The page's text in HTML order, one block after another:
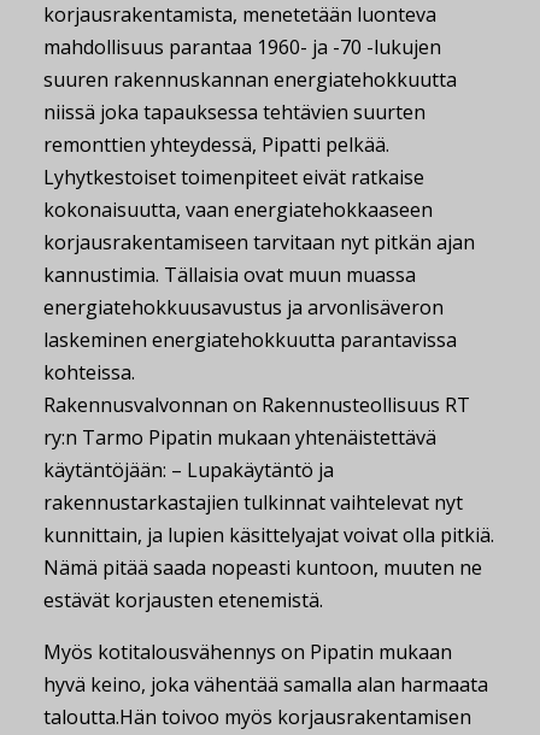
korjausrakentamista, menetetään luonteva
mahdollisuus parantaa 1960- ja -70 -lukujen
suuren rakennuskannan energiatehokkuutta
niissä joka tapauksessa tehtävien suurten
remonttien yhteydessä, Pipatti pelkää.
Lyhytkestoiset toimenpiteet eivät ratkaise
kokonaisuutta, vaan energiatehokkaaseen
korjausrakentamiseen tarvitaan nyt pitkän ajan
kannustimia. Tällaisia ovat muun muassa
energiatehokkuusavustus ja arvonlisäveron
laskeminen energiatehokkuutta parantavissa
kohteissa.
Rakennusvalvonnan on Rakennusteollisuus RT
ry:n Tarmo Pipatin mukaan yhtenäistettävä
käytäntöjään: – Lupakäytäntö ja
rakennustarkastajien tulkinnat vaihtelevat nyt
kunnittain, ja lupien käsittelyajat voivat olla pitkiä.
Nämä pitää saada nopeasti kuntoon, muuten ne
estävät korjausten etenemistä.
Myös kotitalousvähennys on Pipatin mukaan
hyvä keino, joka vähentää samalla alan harmaata
taloutta.Hän toivoo myös korjausrakentamisen